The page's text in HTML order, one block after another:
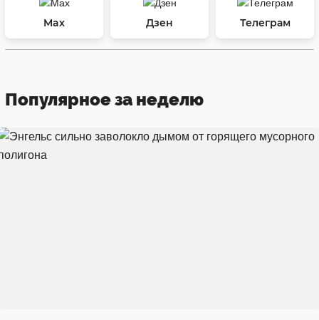
Max Дзен Телеграм
Популярное за неделю